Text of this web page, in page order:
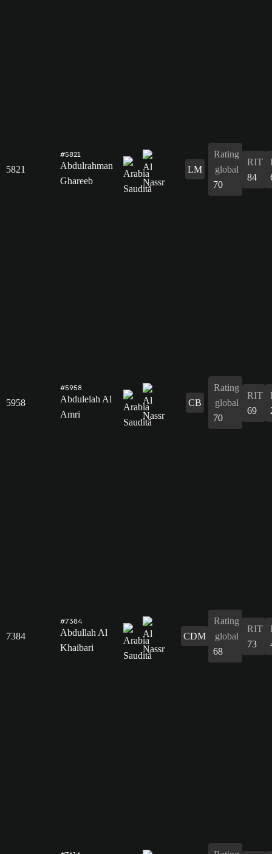
5821
#5821
Abdulrahman
Ghareeb
LM
Rating
global
70
RIT
84
5958
#5958
Abdulelah Al
Amri
CB
Rating
global
70
RIT
69
7384
#7384
Abdullah Al
Khaibari
CDM
Rating
global
68
RIT
73